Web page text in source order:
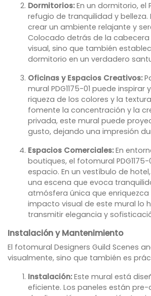
Dormitorios:En un dormitorio, el
refugio de tranquilidad y
crear un ambiente relajante y
Colocado detrás de la
visual, sino que también
dormitorio en un verdadero
Oficinas y Espacios Creativos:
mural PDG1175-01 puede
riqueza de los colores y la
fomente la concentración y la
privada, este mural puede
gusto, dejando una impresión
Espacios Comerciales:En
boutiques, el fotomural
espacio. En un vestíbulo de
una escena que evoca
atmósfera única que enriquezca
impacto visual de este mural lo
transmitir elegancia y
Instalación y Mantenimiento
El fotomural Designers Guild Scenes
visualmente, sino que también es
Instalación:Este mural está
eficiente. Los paneles están